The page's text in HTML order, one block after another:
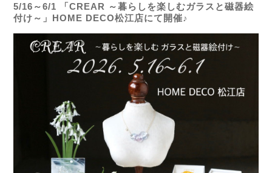
5/16～6/1 「CREAR ～暮らしを楽しむガラスと磁器絵
付け～」HOME DECO松江店にて開催♪